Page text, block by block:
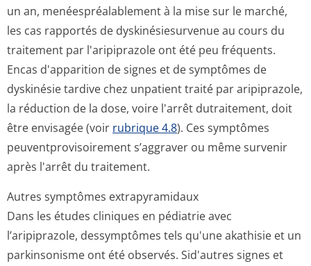
un an, menéespréalablement à la mise sur le marché,
les cas rapportés de dyskinésiesurvenue au cours du
traitement par l'aripiprazole ont été peu fréquents.
Encas d'apparition de signes et de symptômes de
dyskinésie tardive chez unpatient traité par aripiprazole,
la réduction de la dose, voire l'arrêt dutraitement, doit
être envisagée (voir rubrique 4.8). Ces symptômes
peuventproviso­irement s’aggraver ou même survenir
après l'arrêt du traitement.
Autres symptômes extrapyramidaux
Dans les études cliniques en pédiatrie avec
l’aripiprazole, dessymptômes tels qu'une akathisie et un
parkinsonisme ont été observés. Sid'autres signes et